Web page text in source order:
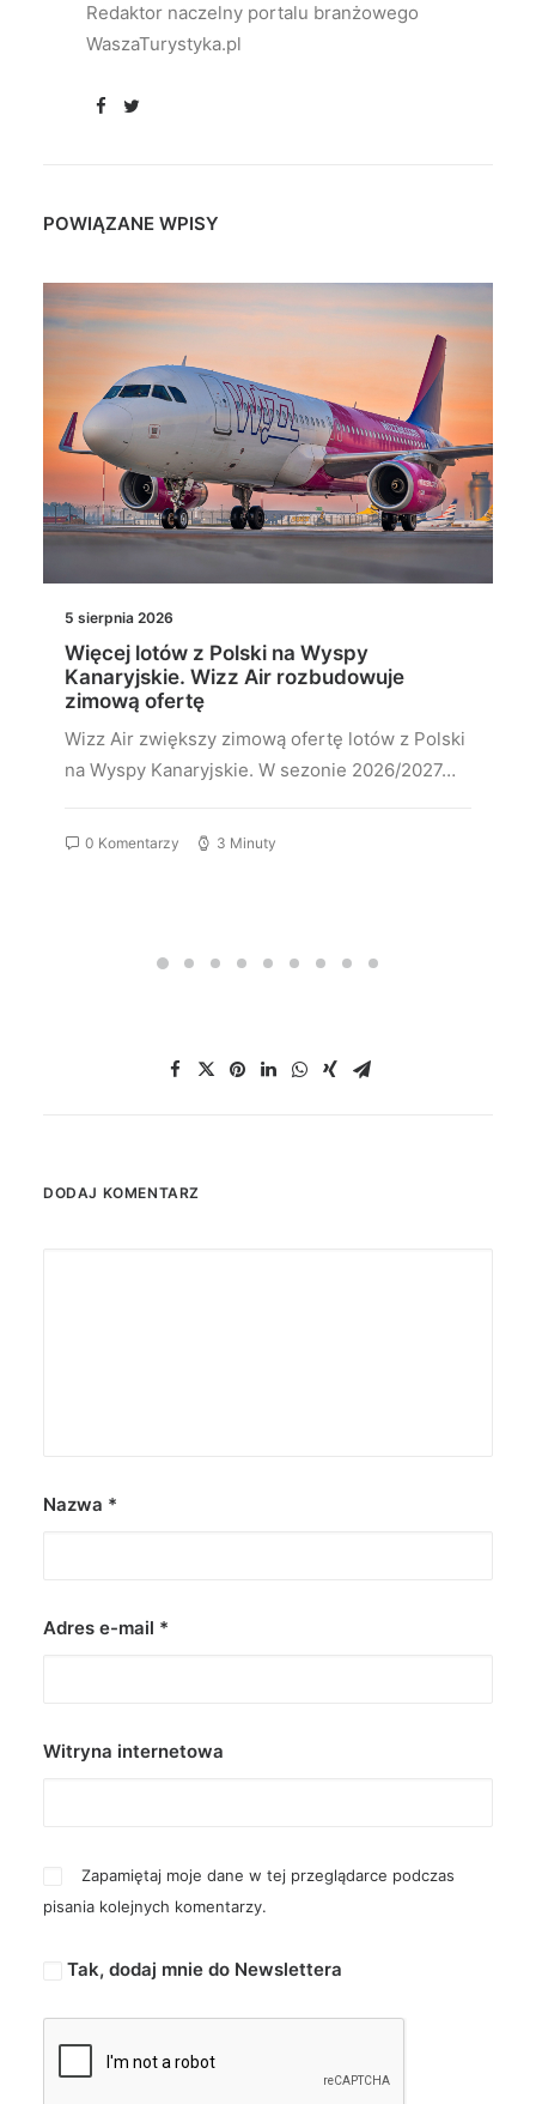
Redaktor naczelny portalu branżowego
WaszaTurystyka.pl
POWIĄZANE WPISY
5 sierpnia 2026
Więcej lotów z Polski na Wyspy
Kanaryjskie. Wizz Air rozbudowuje
zimową ofertę
Wizz Air zwiększy zimową ofertę lotów z Polski
na Wyspy Kanaryjskie. W sezonie 2026/2027…
0 Komentarzy 3 Minuty
DODAJ KOMENTARZ
Nazwa *
Adres e-mail *
Witryna internetowa
Zapamiętaj moje dane w tej przeglądarce podczas
pisania kolejnych komentarzy.
Tak, dodaj mnie do Newslettera